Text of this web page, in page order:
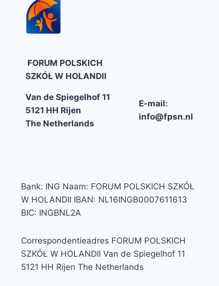
FORUM POLSKICH
SZKÓŁ W HOLANDII
Van de Spiegelhof 11
5121 HH Rijen
The Netherlands
E-mail:
info@fpsn.nl
Bank: ING Naam: FORUM POLSKICH SZKÓŁ
W HOLANDII IBAN: NL16INGB0007611613
BIC: INGBNL2A
Correspondentieadres FORUM POLSKICH
SZKÓŁ W HOLANDII Van de Spiegelhof 11
5121 HH Rijen The Netherlands